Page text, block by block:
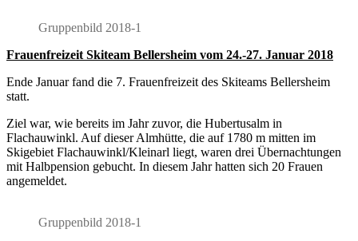
Gruppenbild 2018-1
Frauenfreizeit Skiteam Bellersheim vom 24.-27. Januar 2018
Ende Januar fand die 7. Frauenfreizeit des Skiteams Bellersheim
statt.
Ziel war, wie bereits im Jahr zuvor, die Hubertusalm in
Flachauwinkl. Auf dieser Almhütte, die auf 1780 m mitten im
Skigebiet Flachauwinkl/Kleinarl liegt, waren drei Übernachtungen
mit Halbpension gebucht. In diesem Jahr hatten sich 20 Frauen
angemeldet.
Gruppenbild 2018-1